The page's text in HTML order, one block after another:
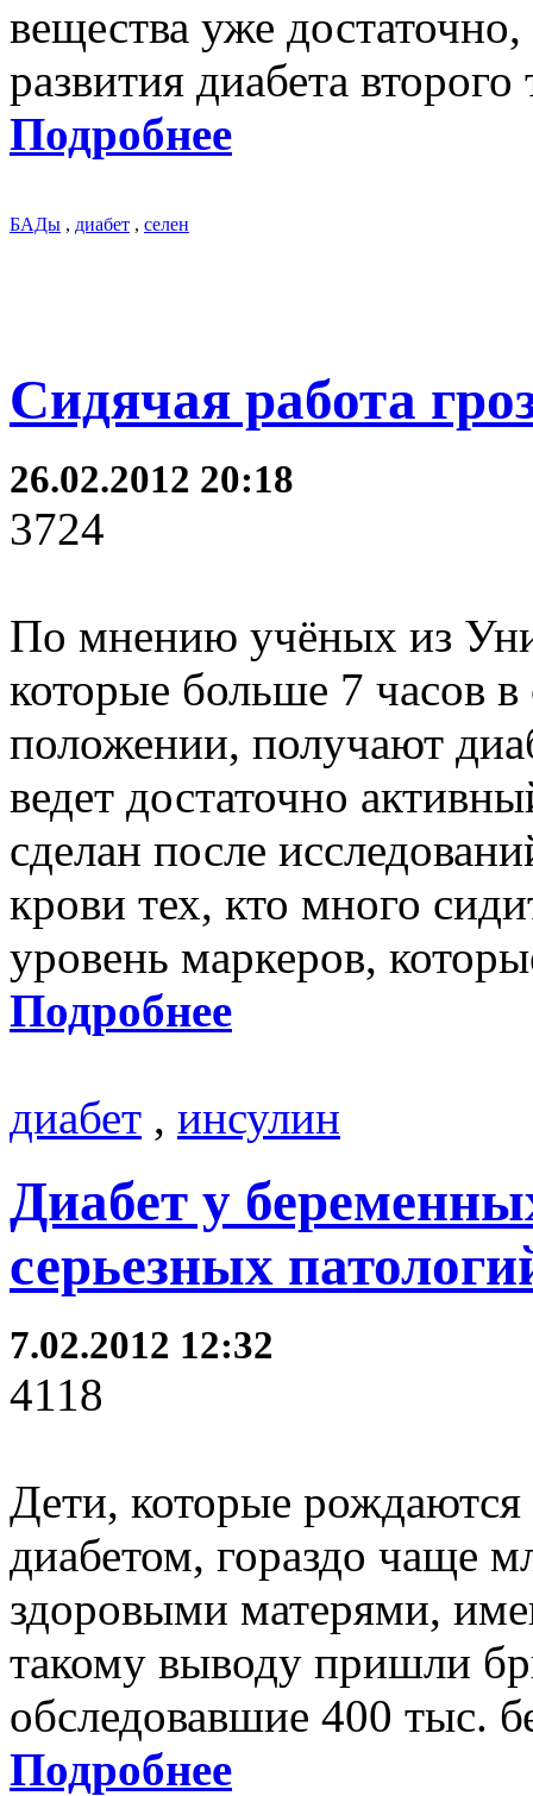
вещества уже
развития диабета второго
Подробнее
БАДы , диабет , селен
Сидячая работа
26.02.2012 20:18
3724
По мнению учёных из
которые больше 7 часов
положении, получают
ведет достаточно
сделан после
крови тех, кто много
уровень маркеров,
Подробнее
диабет , инсулин
Диабет у
серьезных
7.02.2012 12:32
4118
Дети, которые
диабетом, гораздо чаще
здоровыми матерями,
такому выводу пришли
обследовавшие 400 тыс.
Подробнее